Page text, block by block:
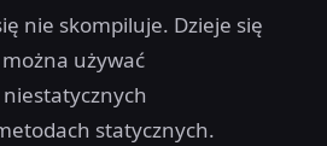
nie skompiluje. Dzieje się
używać
statycznych.